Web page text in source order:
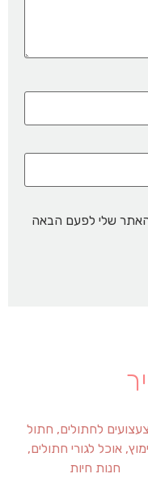
שלי לפעם הבאה